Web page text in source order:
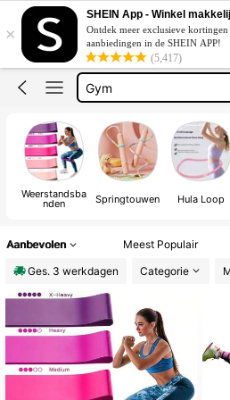
×
SHEIN App - Winkel
Ontdek meer exclusieve kortingen
aanbiedingen in de SHEIN APP!
(5,417)
Springtouw
Sport
Gym
Sport Accesoires
Springtouw
Weerstandsba
nden Springtouwen Hula Loop
Aanbevolen Meest Populair
Ges. 3 werkdagen
Categorie